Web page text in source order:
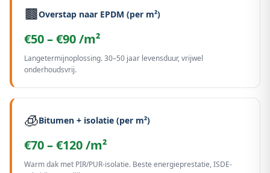
🟫Overstap naar EPDM (per m²)
€50 – €90 /m²
Langetermijnoplossing. 30–50 jaar levensduur, vrijwel
onderhoudsvrij.
🧊Bitumen + isolatie (per m²)
€70 – €120 /m²
Warm dak met PIR/PUR-isolatie. Beste energieprestatie, ISDE-